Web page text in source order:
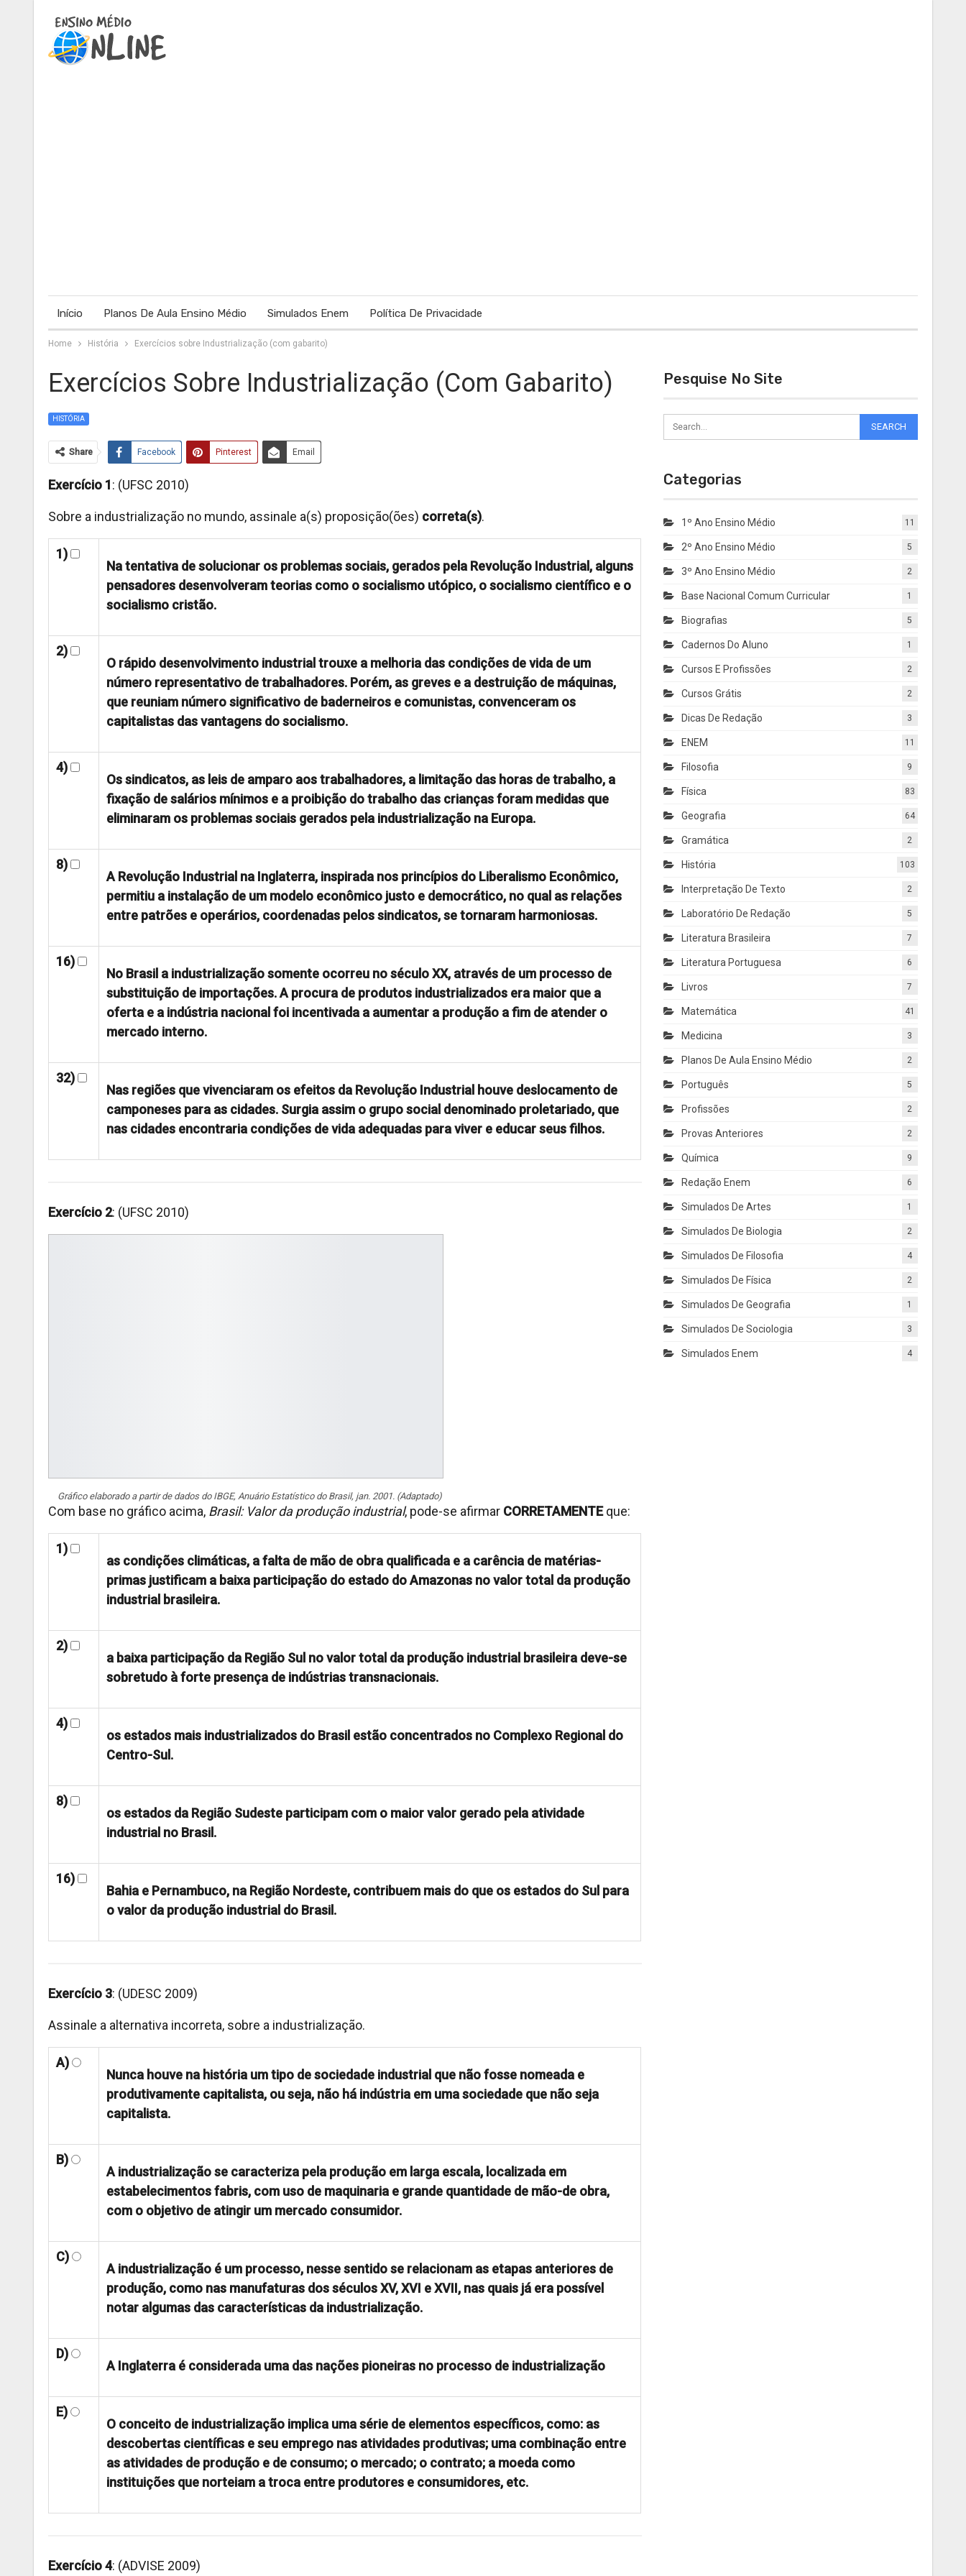
Início Planos De Aula Ensino Médio Simulados Enem Política De Privacidade
Home História Exercícios sobre Industrialização (com gabarito)
Exercícios Sobre Industrialização (com Gabarito)
HISTÓRIA
Share Facebook Pinterest Email
Exercício 1: (UFSC 2010)
Sobre a industrialização no mundo, assinale a(s) proposição(ões) correta(s).
1)
Na tentativa de solucionar os problemas sociais, gerados pela Revolução Industrial, alguns
pensadores desenvolveram teorias como o socialismo utópico, o socialismo científico e o
socialismo cristão.
2)
O rápido desenvolvimento industrial trouxe a melhoria das condições de vida de um
número representativo de trabalhadores. Porém, as greves e a destruição de máquinas,
que reuniam número significativo de baderneiros e comunistas, convenceram os
capitalistas das vantagens do socialismo.
4)
Os sindicatos, as leis de amparo aos trabalhadores, a limitação das horas de trabalho, a
fixação de salários mínimos e a proibição do trabalho das crianças foram medidas que
eliminaram os problemas sociais gerados pela industrialização na Europa.
8)
A Revolução Industrial na Inglaterra, inspirada nos princípios do Liberalismo Econômico,
permitiu a instalação de um modelo econômico justo e democrático, no qual as relações
entre patrões e operários, coordenadas pelos sindicatos, se tornaram harmoniosas.
16)
No Brasil a industrialização somente ocorreu no século XX, através de um processo de
substituição de importações. A procura de produtos industrializados era maior que a
oferta e a indústria nacional foi incentivada a aumentar a produção a fim de atender o
mercado interno.
32)
Nas regiões que vivenciaram os efeitos da Revolução Industrial houve deslocamento de
camponeses para as cidades. Surgia assim o grupo social denominado proletariado, que
nas cidades encontraria condições de vida adequadas para viver e educar seus filhos.
Exercício 2: (UFSC 2010)
Gráfico elaborado a partir de dados do IBGE, Anuário Estatístico do Brasil, jan. 2001. (Adaptado)
Com base no gráfico acima, Brasil: Valor da produção industrial, pode-se afirmar CORRETAMENTEque:
1)
as condições climáticas, a falta de mão de obra qualificada e a carência de matérias-
primas justificam a baixa participação do estado do Amazonas no valor total da produção
industrial brasileira.
2)
a baixa participação da Região Sul no valor total da produção industrial brasileira deve-se
sobretudo à forte presença de indústrias transnacionais.
4)
os estados mais industrializados do Brasil estão concentrados no Complexo Regional do
Centro-Sul.
8)
os estados da Região Sudeste participam com o maior valor gerado pela atividade
industrial no Brasil.
16)
Bahia e Pernambuco, na Região Nordeste, contribuem mais do que os estados do Sul para
o valor da produção industrial do Brasil.
Exercício 3: (UDESC 2009)
Assinale a alternativa incorreta, sobre a industrialização.
A)
Nunca houve na história um tipo de sociedade industrial que não fosse nomeada e
produtivamente capitalista, ou seja, não há indústria em uma sociedade que não seja
capitalista.
B)
A industrialização se caracteriza pela produção em larga escala, localizada em
estabelecimentos fabris, com uso de maquinaria e grande quantidade de mão-de obra,
com o objetivo de atingir um mercado consumidor.
C)
A industrialização é um processo, nesse sentido se relacionam as etapas anteriores de
produção, como nas manufaturas dos séculos XV, XVI e XVII, nas quais já era possível
notar algumas das características da industrialização.
D)
A Inglaterra é considerada uma das nações pioneiras no processo de industrialização
E)
O conceito de industrialização implica uma série de elementos específicos, como: as
descobertas científicas e seu emprego nas atividades produtivas; uma combinação entre
as atividades de produção e de consumo; o mercado; o contrato; a moeda como
instituições que norteiam a troca entre produtores e consumidores, etc.
Exercício 4: (ADVISE 2009)
Pesquise No Site
Categorias
1º Ano Ensino Médio 11
2º Ano Ensino Médio 5
3º Ano Ensino Médio 2
Base Nacional Comum Curricular 1
Biografias 5
Cadernos Do Aluno 1
Cursos E Profissões 2
Cursos Grátis 2
Dicas De Redação 3
ENEM 11
Filosofia 9
Física 83
Geografia 64
Gramática 2
História 103
Interpretação De Texto 2
Laboratório De Redação 5
Literatura Brasileira 7
Literatura Portuguesa 6
Livros 7
Matemática 41
Medicina 3
Planos De Aula Ensino Médio 2
Português 5
Profissões 2
Provas Anteriores 2
Química 9
Redação Enem 6
Simulados De Artes 1
Simulados De Biologia 2
Simulados De Filosofia 4
Simulados De Física 2
Simulados De Geografia 1
Simulados De Sociologia 3
Simulados Enem 4